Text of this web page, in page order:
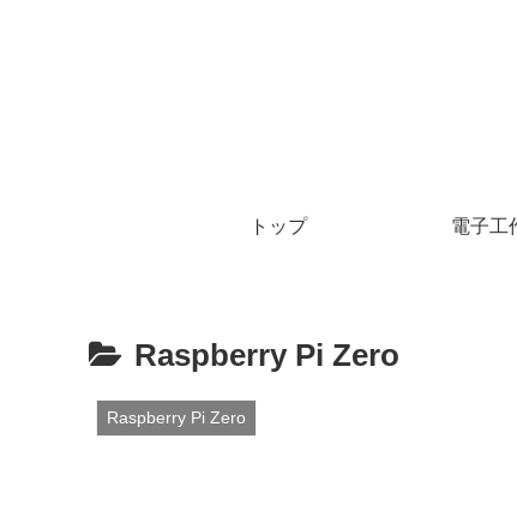
トップ 電子工
Raspberry Pi Zero
Raspberry Pi Zero